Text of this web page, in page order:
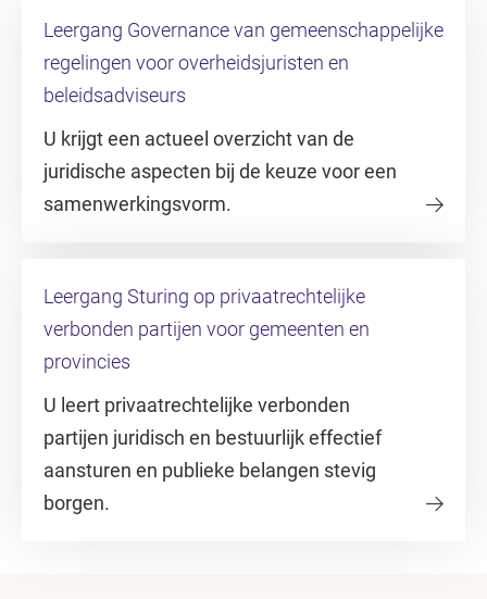
Leergang Governance van gemeenschappelijke
regelingen voor overheidsjuristen en
beleidsadviseurs
U krijgt een actueel overzicht van de
juridische aspecten bij de keuze voor een
samenwerkingsvorm.
Leergang Sturing op privaatrechtelijke
verbonden partijen voor gemeenten en
provincies
U leert privaatrechtelijke verbonden
partijen juridisch en bestuurlijk effectief
aansturen en publieke belangen stevig
borgen.